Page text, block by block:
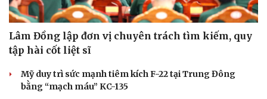
Lâm Đồng lập đơn vị chuyên trách tìm kiếm, quy
tập hài cốt liệt sĩ
Mỹ duy trì sức mạnh tiêm kích F-22 tại Trung Đông
bằng “mạch máu” KC-135